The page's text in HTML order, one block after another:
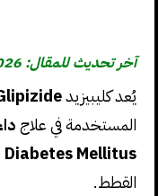
آخر تحديث للمقال: 2026-06-09
يُعد كليبيزيد
المستخدمة في علاج
Mellitus)
القطط.